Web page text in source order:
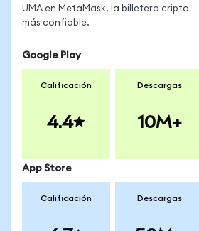
UMA en MetaMask, la billetera cripto
más confiable.
Google Play
Calificación
4.4
Descargas
10M+
App Store
Calificación Descargas